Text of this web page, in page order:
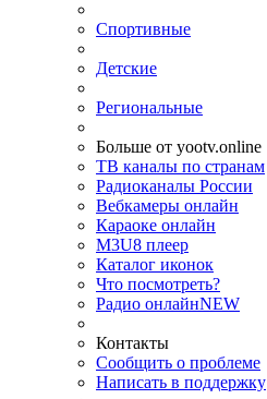
Спортивные
Детские
Региональные
Больше от yootv.online
ТВ каналы по странам
Радиоканалы России
Вебкамеры онлайн
Караоке онлайн
M3U8 плеер
Каталог иконок
Что посмотреть?
Радио онлайнNEW
Контакты
Сообщить о проблеме
Написать в поддержку